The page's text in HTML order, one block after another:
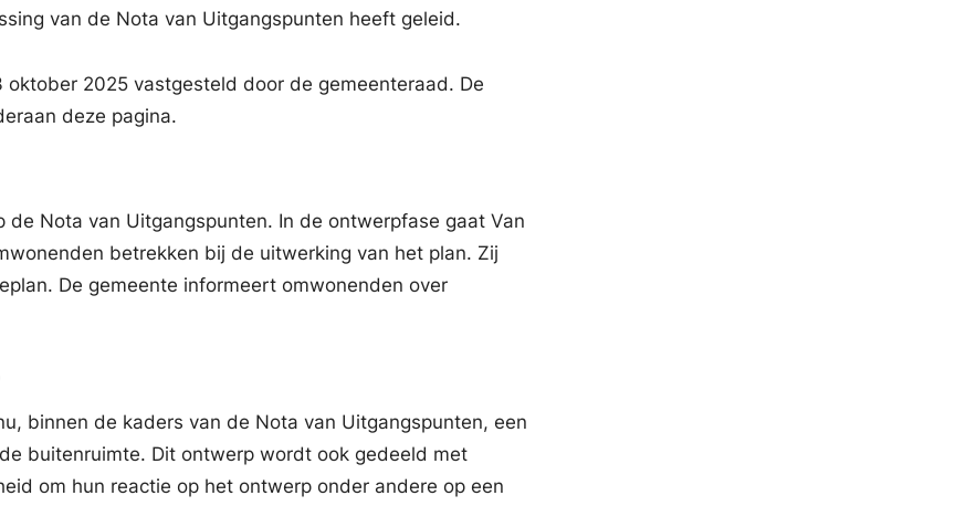
van de Nota van Uitgangspunten heeft geleid.
oktober 2025 vastgesteld door de gemeenteraad. De
deze pagina.
Nota van Uitgangspunten. In de ontwerpfase gaat Van
betrekken bij de uitwerking van het plan. Zij
De gemeente informeert omwonenden over
binnen de kaders van de Nota van Uitgangspunten, een
buitenruimte. Dit ontwerp wordt ook gedeeld met
om hun reactie op het ontwerp onder andere op een